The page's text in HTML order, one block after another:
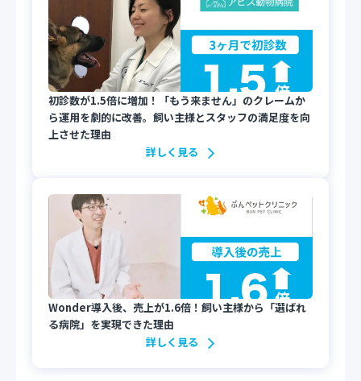
初診数が1.5倍に増加！「もう来ません」のクレームか
ら運用を劇的に改善。飼い主様とスタッフの満足度を向
上させた理由
詳しく見る
Wonder導入後、売上が1.6倍！飼い主様から「選ばれ
る病院」を実現できた理由
詳しく見る